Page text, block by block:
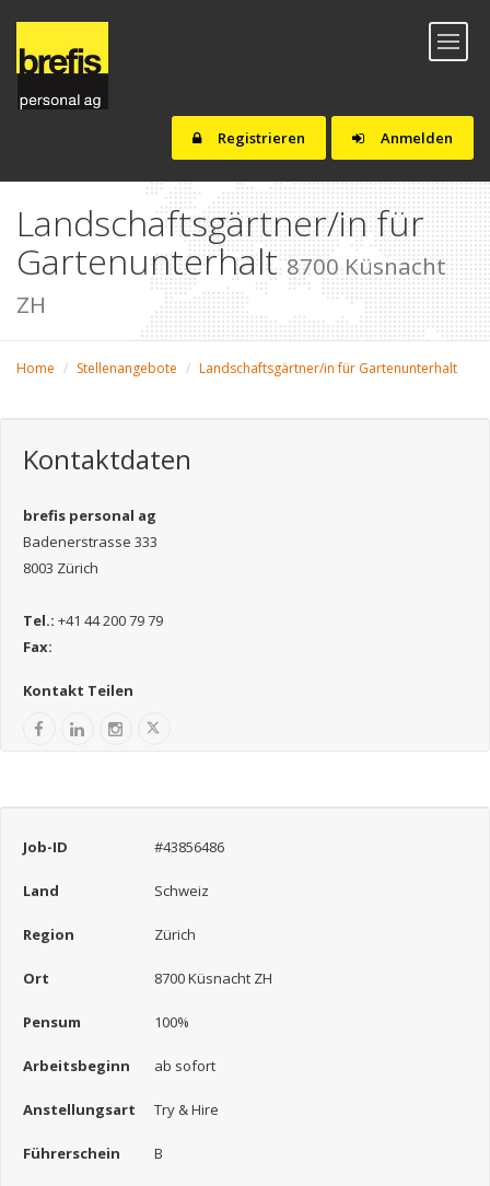
Anmelden
Registrieren
Toggle
Landschaftsgärtner/in für
Gartenunterhalt8700 Küsnacht
ZH
Home Stellenangebote Landschaftsgärtner/in für Gartenunterhalt
Kontaktdaten
brefis personal ag
Badenerstrasse 333
8003 Zürich
Tel.: +41 44 200 79 79
Fax:
Kontakt Teilen
Job-ID #43856486
Land Schweiz
Region Zürich
Ort 8700 Küsnacht ZH
Pensum 100%
Arbeitsbeginn ab sofort
Anstellungsart Try & Hire
Führerschein B